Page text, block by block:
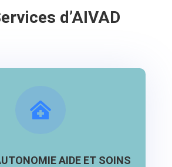
d’AIVAD

AIDE ET SOINS